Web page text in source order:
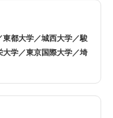
飯能市
都大学／城西大学／駿
学／東京国際大学／埼